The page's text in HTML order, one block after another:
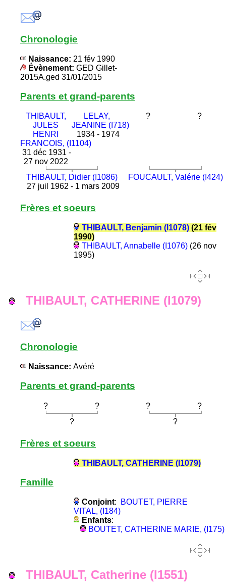
Chronologie
Naissance: 21 fév 1990
Évènement: GED Gillet-
2015A.ged 31/01/2015
Parents et grand-parents
THIBAULT,
JULES
HENRI
FRANCOIS, (I1104)
31 déc 1931 -
27 nov 2022
LELAY,
JEANINE (I718)
1934 - 1974
? ?
THIBAULT, Didier (I1086)
27 juil 1962 - 1 mars 2009
FOUCAULT, Valérie (I424)
Frères et soeurs
THIBAULT, Benjamin (I1078)(21 fév
1990)
THIBAULT, Annabelle (I1076)(26 nov
1995)
THIBAULT, CATHERINE (I1079)
Chronologie
Naissance: Avéré
Parents et grand-parents
? ? ?
?
?
?
Frères et soeurs
THIBAULT, CATHERINE (I1079)
Famille
Conjoint:
BOUTET, PIERRE
VITAL, (I184)
Enfants:
BOUTET, CATHERINE MARIE, (I175)
THIBAULT, Catherine (I1551)